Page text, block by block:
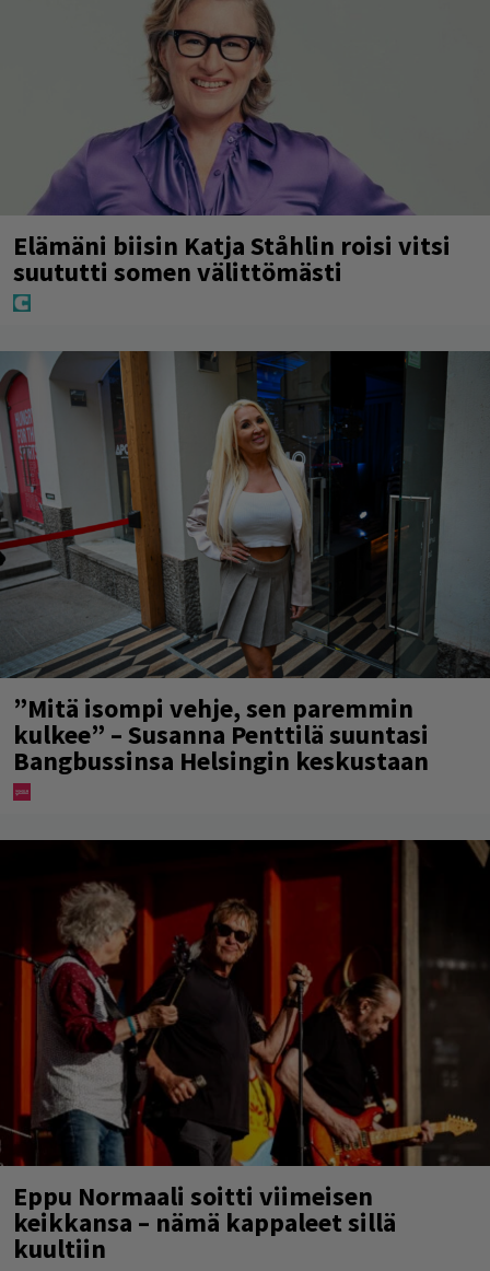
Elämäni biisin Katja Ståhlin roisi vitsi
suututti somen välittömästi
”Mitä isompi vehje, sen paremmin
kulkee” – Susanna Penttilä suuntasi
Bangbussinsa Helsingin keskustaan
Eppu Normaali soitti viimeisen
keikkansa – nämä kappaleet sillä
kuultiin